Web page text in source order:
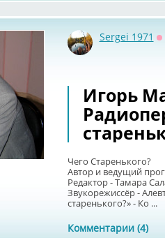
Sergei 1971
Игорь
Чего Старенького?
Автор и ведущий
Редактор - Тамара
Звукорежиссёр -
старенького?» - Ко ...
Комментарии (4)